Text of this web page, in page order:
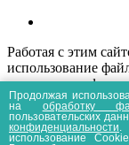
Работая с этим
использование
нормального
Информация,
информационный
Политика
Продолжая
на обработку
пользовательских
конфиденциальности
использование